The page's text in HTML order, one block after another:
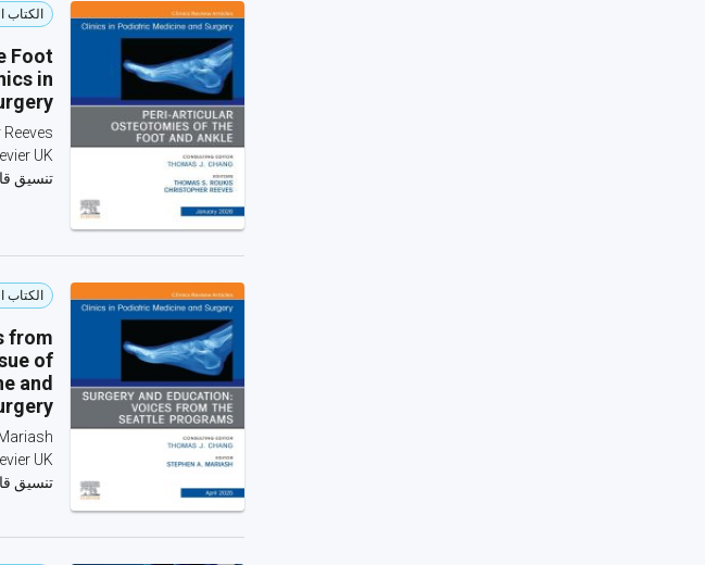
الكتاب
Foot
in
UK
تنسيق
الكتاب
from
of
and
UK
تنسيق